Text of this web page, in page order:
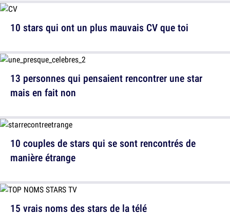
13 personnes qui pensaient rencontrer une star
mais en fait non
15 vrais noms des stars de la télé
10 stars qui ont un plus mauvais CV que toi
10 couples de stars qui se sont rencontrés de
manière étrange